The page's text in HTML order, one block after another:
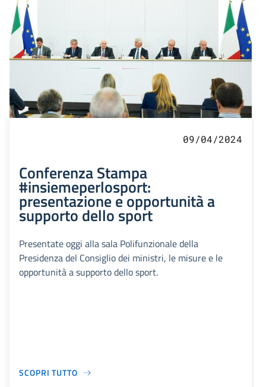
09/04/2024
Conferenza Stampa
#insiemeperlosport:
presentazione e opportunità a
supporto dello sport
Presentate oggi alla sala Polifunzionale della
Presidenza del Consiglio dei ministri, le misure e le
opportunità a supporto dello sport.
SCOPRI TUTTO